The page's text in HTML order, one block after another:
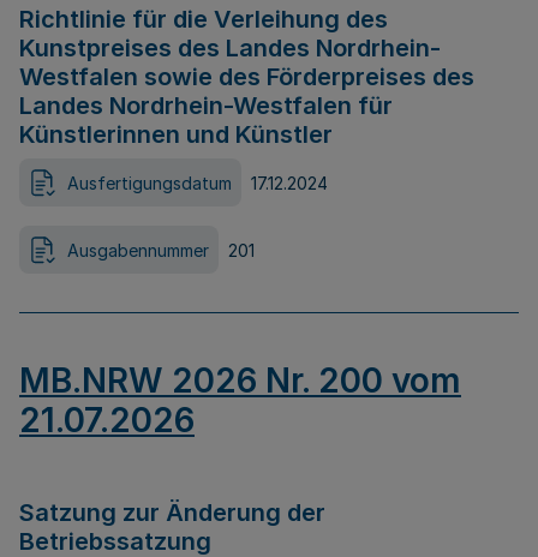
Richtlinie für die Verleihung des
Kunstpreises des Landes Nordrhein-
Westfalen sowie des Förderpreises des
Landes Nordrhein-Westfalen für
Künstlerinnen und Künstler
Ausfertigungsdatum 17.12.2024
Ausgabennummer 201
MB.NRW 2026 Nr. 200 vom
21.07.2026
Satzung zur Änderung der
Betriebssatzung